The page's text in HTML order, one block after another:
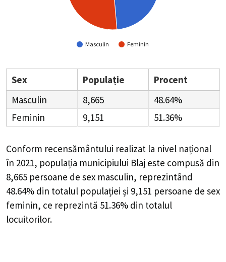
Masculin Feminin
Sex Populație
Procent
Masculin
8,665
48.64%
Feminin
9,151 51.36%
Conform recensământului realizat la nivel național
în 2021, populația municipiului Blaj este compusă din
8,665 persoane de sex masculin, reprezintând
48.64% din totalul populației și 9,151 persoane de sex
feminin, ce reprezintă 51.36% din totalul
locuitorilor.